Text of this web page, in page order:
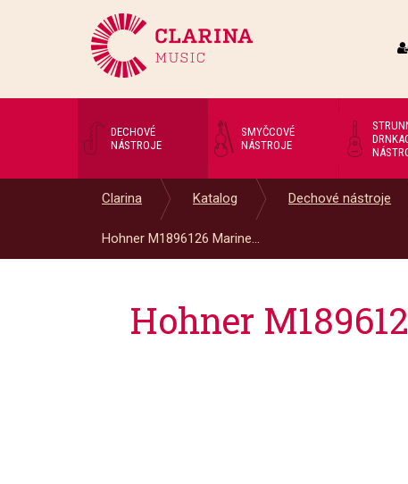
DECHOVÉ
NÁSTROJE
SMYČCOVÉ
NÁSTROJE
Clarina Katalog Dechové nástroje
Hohner M1896126 Marine...
Hohner